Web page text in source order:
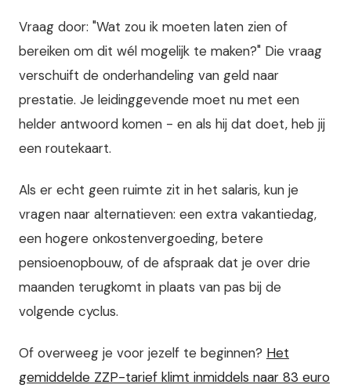
Vraag door: "Wat zou ik moeten laten zien of
bereiken om dit wél mogelijk te maken?" Die vraag
verschuift de onderhandeling van geld naar
prestatie. Je leidinggevende moet nu met een
helder antwoord komen - en als hij dat doet, heb jij
een routekaart.
Als er echt geen ruimte zit in het salaris, kun je
vragen naar alternatieven: een extra vakantiedag,
een hogere onkostenvergoeding, betere
pensioenopbouw, of de afspraak dat je over drie
maanden terugkomt in plaats van pas bij de
volgende cyclus.
Of overweeg je voor jezelf te beginnen? Het
gemiddelde ZZP-tarief klimt inmiddels naar 83 euro